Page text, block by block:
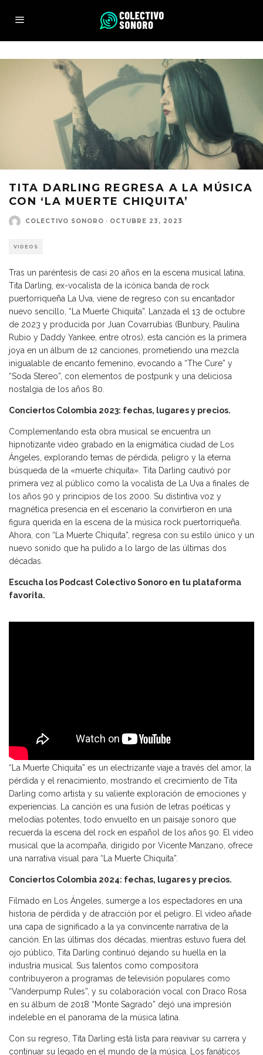
TITA DARLING REGRESA A LA MÚSICA
CON ‘LA MUERTE CHIQUITA’
COLECTIVO SONORO · OCTUBRE 23, 2023
VIDEOS
Tras un paréntesis de casi 20 años en la escena musical latina,
Tita Darling, ex-vocalista de la icónica banda de rock
puertorriqueña La Uva, viene de regreso con su encantador
nuevo sencillo, “La Muerte Chiquita”. Lanzada el 13 de octubre
de 2023 y producida por Juan Covarrubias (Bunbury, Paulina
Rubio y Daddy Yankee, entre otros), esta canción es la primera
joya en un álbum de 12 canciones, prometiendo una mezcla
inigualable de encanto femenino, evocando a “The Cure” y
“Soda Stereo”, con elementos de postpunk y una deliciosa
nostalgia de los años 80.
Conciertos Colombia 2023: fechas, lugares y precios.
Complementando esta obra musical se encuentra un
hipnotizante video grabado en la enigmática ciudad de Los
Ángeles, explorando temas de pérdida, peligro y la eterna
búsqueda de la «muerte chiquita». Tita Darling cautivó por
primera vez al público como la vocalista de La Uva a finales de
los años 90 y principios de los 2000. Su distintiva voz y
magnética presencia en el escenario la convirtieron en una
figura querida en la escena de la música rock puertorriqueña.
Ahora, con “La Muerte Chiquita”, regresa con su estilo único y un
nuevo sonido que ha pulido a lo largo de las últimas dos
décadas.
Escucha los Podcast Colectivo Sonoro en tu plataforma
favorita.
“La Muerte Chiquita” es un electrizante viaje a través del amor, la
pérdida y el renacimiento, mostrando el crecimiento de Tita
Darling como artista y su valiente exploración de emociones y
experiencias. La canción es una fusión de letras poéticas y
melodías potentes, todo envuelto en un paisaje sonoro que
recuerda la escena del rock en español de los años 90. El video
musical que la acompaña, dirigido por Vicente Manzano, ofrece
una narrativa visual para “La Muerte Chiquita”.
Conciertos Colombia 2024: fechas, lugares y precios.
Filmado en Los Ángeles, sumerge a los espectadores en una
historia de pérdida y de atracción por el peligro. El video añade
una capa de significado a la ya convincente narrativa de la
canción. En las últimas dos décadas, mientras estuvo fuera del
ojo público, Tita Darling continuó dejando su huella en la
industria musical. Sus talentos como compositora
contribuyeron a programas de televisión populares como
“Vanderpump Rules”, y su colaboración vocal con Draco Rosa
en su álbum de 2018 “Monte Sagrado” dejó una impresión
indeleble en el panorama de la música latina.
Con su regreso, Tita Darling está lista para reavivar su carrera y
continuar su legado en el mundo de la música. Los fanáticos